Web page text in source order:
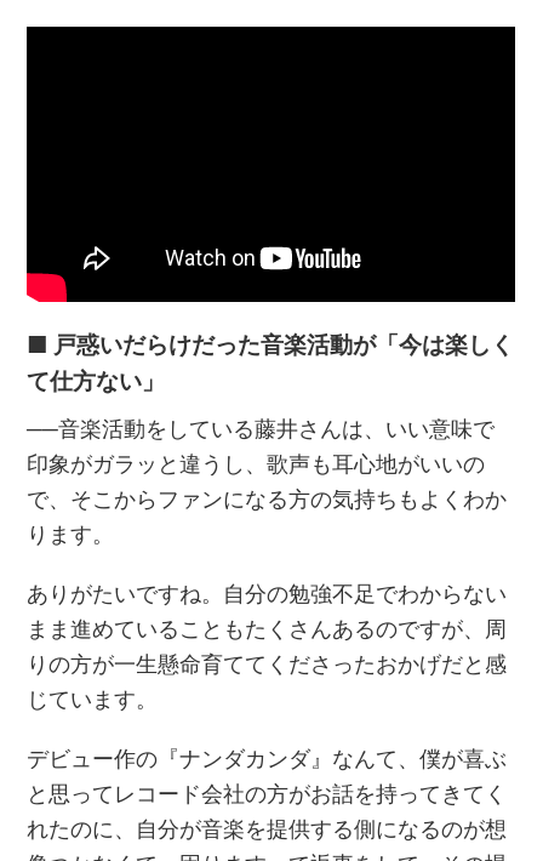
■ 戸惑いだらけだった音楽活動が「今は楽しく
て仕方ない」
──音楽活動をしている藤井さんは、いい意味で
印象がガラッと違うし、歌声も耳心地がいいの
で、そこからファンになる方の気持ちもよくわか
ります。
ありがたいですね。自分の勉強不足でわからない
まま進めていることもたくさんあるのですが、周
りの方が一生懸命育ててくださったおかげだと感
じています。
デビュー作の『ナンダカンダ』なんて、僕が喜ぶ
と思ってレコード会社の方がお話を持ってきてく
れたのに、自分が音楽を提供する側になるのが想